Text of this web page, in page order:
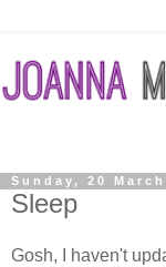
Sunday, 20 March
Sleep
Gosh, I haven't